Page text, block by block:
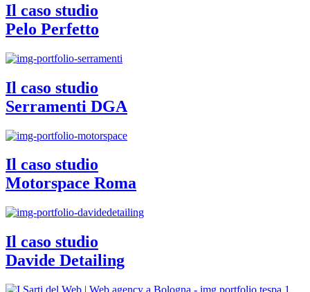
Il caso studio
Pelo Perfetto
Il caso studio
Serramenti DGA
Il caso studio
Motorspace Roma
Il caso studio
Davide Detailing